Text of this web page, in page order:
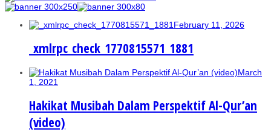
February 11, 2026
_xmlrpc_check_1770815571_1881
March
1, 2021
Hakikat Musibah Dalam Perspektif Al-Qur’an
(video)